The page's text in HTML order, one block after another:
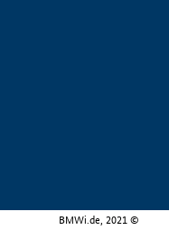
BMWi.de, 2021 ©